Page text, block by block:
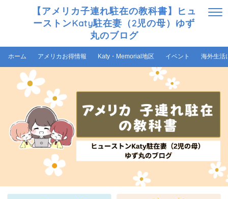
【アメリカ子連れ駐在の教科書】ヒュ
ーストンKaty駐在妻（2児の母）ゆず
丸のブログ
ホーム アメリカお得情報 Katy・Memorial地区 イベント 海外生活